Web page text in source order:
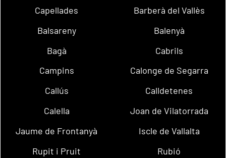
Capellades
Barberà del Vallès
Balsareny
Balenyà
Bagà
Cabrils
Campins
Calonge de Segarra
Callús
Calldetenes
Calella
Joan de Vilatorrada
Jaume de Frontanyà
Iscle de Vallalta
Rupit i Pruit
Rubió